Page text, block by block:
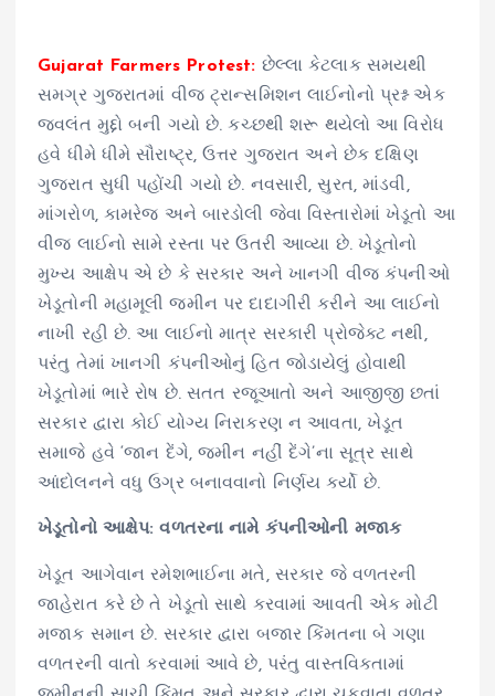
Gujarat Farmers Protest: છેલ્લા કેટલાક સમયથી
સમગ્ર ગુજરાતમાં વીજ ટ્રાન્સમિશન લાઈનોનો પ્રશ્ન એક
જ્વલંત મુદ્દો બની ગયો છે. કચ્છથી શરૂ થયેલો આ વિરોધ
હવે ધીમે ધીમે સૌરાષ્ટ્ર, ઉત્તર ગુજરાત અને છેક દક્ષિણ
ગુજરાત સુધી પહોંચી ગયો છે. નવસારી, સુરત, માંડવી,
માંગરોળ, કામરેજ અને બારડોલી જેવા વિસ્તારોમાં ખેડૂતો આ
વીજ લાઈનો સામે રસ્તા પર ઉતરી આવ્યા છે. ખેડૂતોનો
મુખ્ય આક્ષેપ એ છે કે સરકાર અને ખાનગી વીજ કંપનીઓ
ખેડૂતોની મહામૂલી જમીન પર દાદાગીરી કરીને આ લાઈનો
નાખી રહી છે. આ લાઈનો માત્ર સરકારી પ્રોજેક્ટ નથી,
પરંતુ તેમાં ખાનગી કંપનીઓનું હિત જોડાયેલું હોવાથી
ખેડૂતોમાં ભારે રોષ છે. સતત રજૂઆતો અને આજીજી છતાં
સરકાર દ્વારા કોઈ યોગ્ય નિરાકરણ ન આવતા, ખેડૂત
સમાજે હવે ‘જાન દેંગે, જમીન નહીં દેંગે’ના સૂત્ર સાથે
આંદોલનને વધુ ઉગ્ર બનાવવાનો નિર્ણય કર્યો છે.
ખેડૂતોનો આક્ષેપ: વળતરના નામે કંપનીઓની મજાક
ખેડૂત આગેવાન રમેશભાઈના મતે, સરકાર જે વળતરની
જાહેરાત કરે છે તે ખેડૂતો સાથે કરવામાં આવતી એક મોટી
મજાક સમાન છે. સરકાર દ્વારા બજાર કિંમતના બે ગણા
વળતરની વાતો કરવામાં આવે છે, પરંતુ વાસ્તવિકતામાં